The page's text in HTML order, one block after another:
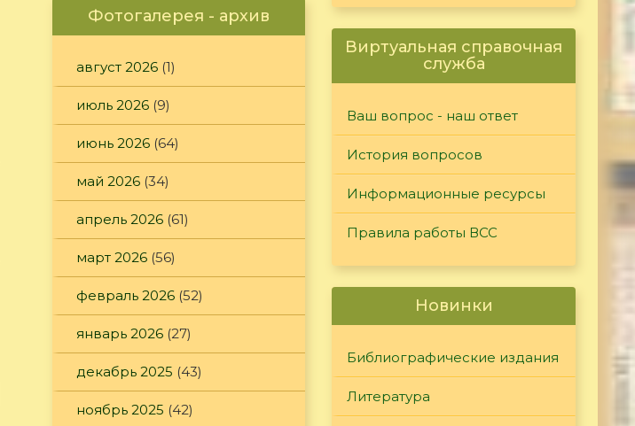
Фотогалерея - архив
август 2026 (1)
июль 2026 (9)
июнь 2026 (64)
май 2026 (34)
апрель 2026 (61)
март 2026 (56)
февраль 2026 (52)
январь 2026 (27)
декабрь 2025 (43)
ноябрь 2025 (42)
Виртуальная справочная
служба
Ваш вопрос - наш ответ
История вопросов
Информационные ресурсы
Правила работы ВСС
Новинки
Библиографические издания
Литература